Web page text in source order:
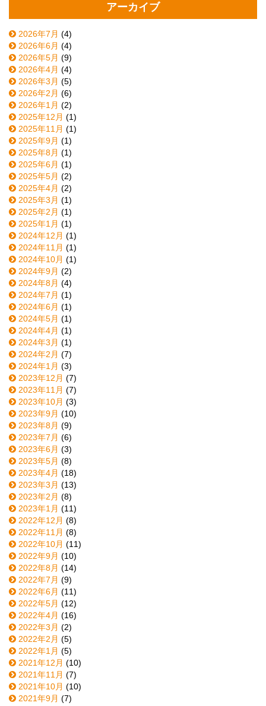
アーカイブ
2026年7月 (4)
2026年6月 (4)
2026年5月 (9)
2026年4月 (4)
2026年3月 (5)
2026年2月 (6)
2026年1月 (2)
2025年12月 (1)
2025年11月 (1)
2025年9月 (1)
2025年8月 (1)
2025年6月 (1)
2025年5月 (2)
2025年4月 (2)
2025年3月 (1)
2025年2月 (1)
2025年1月 (1)
2024年12月 (1)
2024年11月 (1)
2024年10月 (1)
2024年9月 (2)
2024年8月 (4)
2024年7月 (1)
2024年6月 (1)
2024年5月 (1)
2024年4月 (1)
2024年3月 (1)
2024年2月 (7)
2024年1月 (3)
2023年12月 (7)
2023年11月 (7)
2023年10月 (3)
2023年9月 (10)
2023年8月 (9)
2023年7月 (6)
2023年6月 (3)
2023年5月 (8)
2023年4月 (18)
2023年3月 (13)
2023年2月 (8)
2023年1月 (11)
2022年12月 (8)
2022年11月 (8)
2022年10月 (11)
2022年9月 (10)
2022年8月 (14)
2022年7月 (9)
2022年6月 (11)
2022年5月 (12)
2022年4月 (16)
2022年3月 (2)
2022年2月 (5)
2022年1月 (5)
2021年12月 (10)
2021年11月 (7)
2021年10月 (10)
2021年9月 (7)